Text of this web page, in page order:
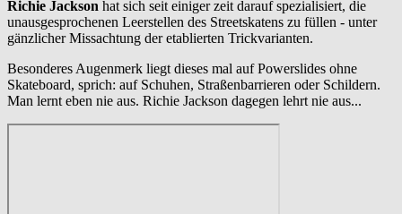
Richie Jackson hat sich seit einiger zeit darauf spezialisiert, die
unausgesprochenen Leerstellen des Streetskatens zu füllen - unter
gänzlicher Missachtung der etablierten Trickvarianten.
Besonderes Augenmerk liegt dieses mal auf Powerslides ohne
Skateboard, sprich: auf Schuhen, Straßenbarrieren oder Schildern.
Man lernt eben nie aus. Richie Jackson dagegen lehrt nie aus...